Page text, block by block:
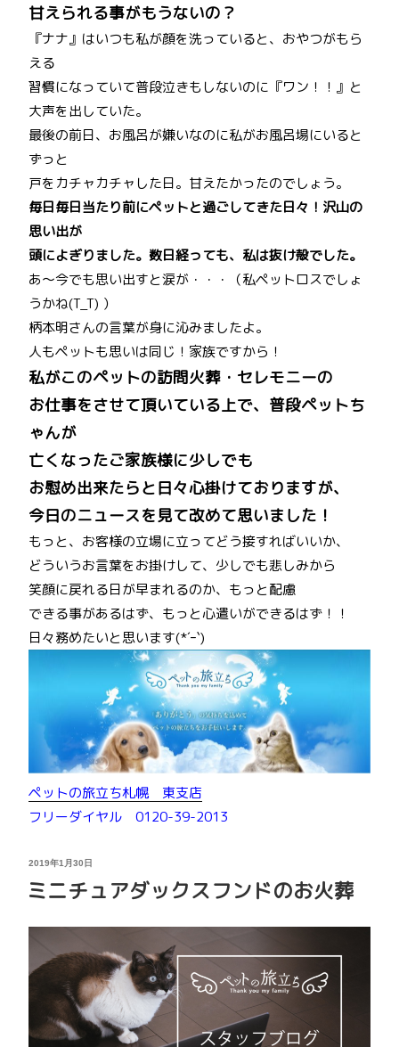
甘えられる事がもうないの？
『ナナ』はいつも私が顔を洗っていると、おやつがもら
える
習慣になっていて普段泣きもしないのに『ワン！！』と
大声を出していた。
最後の前日、お風呂が嫌いなのに私がお風呂場にいると
ずっと
戸をカチャカチャした日。甘えたかったのでしょう。
毎日毎日当たり前にペットと過ごしてきた日々！沢山の
思い出が
頭によぎりました。数日経っても、私は抜け殻でした。
あ～今でも思い出すと涙が・・・（私ペットロスでしょ
うかね(T_T) ）
柄本明さんの言葉が身に沁みましたよ。
人もペットも思いは同じ！家族ですから！
私がこのペットの訪問火葬・セレモニーの
お仕事をさせて頂いている上で、普段ペットち
ゃんが
亡くなったご家族様に少しでも
お慰め出来たらと日々心掛けておりますが、
今日のニュースを見て改めて思いました！
もっと、お客様の立場に立ってどう接すればいいか、
どういうお言葉をお掛けして、少しでも悲しみから
笑顔に戻れる日が早まれるのか、もっと配慮
できる事があるはず、もっと心遣いができるはず！！
日々務めたいと思います(*´ｰ`)
ペットの旅立ち札幌 東支店
フリーダイヤル 0120-39-2013
投
日:
2019年1月30日
ミニチュアダックスフンドのお火葬